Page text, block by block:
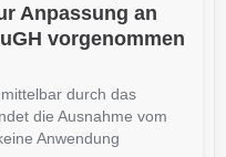
Anpassung an
vorgenommen
durch das
die Ausnahme vom
Anwendung